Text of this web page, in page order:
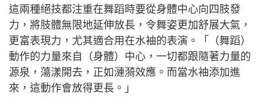
這兩種絕技都注重在舞蹈時要從身體中心向四肢發
力，將肢體無限地延伸放長，令舞姿更加舒展大氣，
更富表現力，尤其適合用在水袖的表演。「（舞蹈）
動作的力量來自（身體）中心，一切都跟隨著力量的
源泉，蕩漾開去，正如漣漪效應。而當水袖添加進
來，這動作會放得更長。」